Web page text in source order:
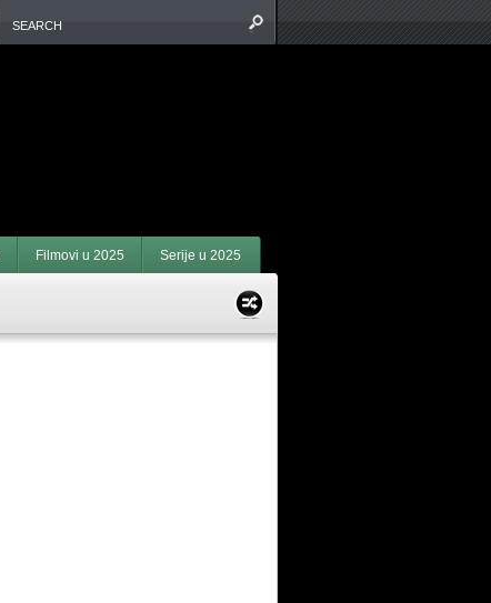
Filmovi u 2025 Serije u 2025